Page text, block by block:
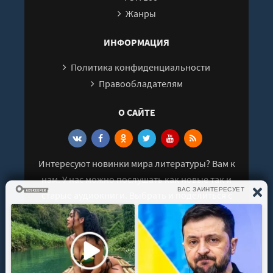
Жанры
ИНФОРМАЦИЯ
Политика конфиденциальности
Правообладателям
О САЙТЕ
Интересуют новинки мира литературы? Вам к
нам. У нас можно послушать как новые так и
старые аудиокниги. Выбрать и поделиться с
друзьями лучшими аудиокнигами!
© 2021 - 2026 kniga-audio.net. Все права